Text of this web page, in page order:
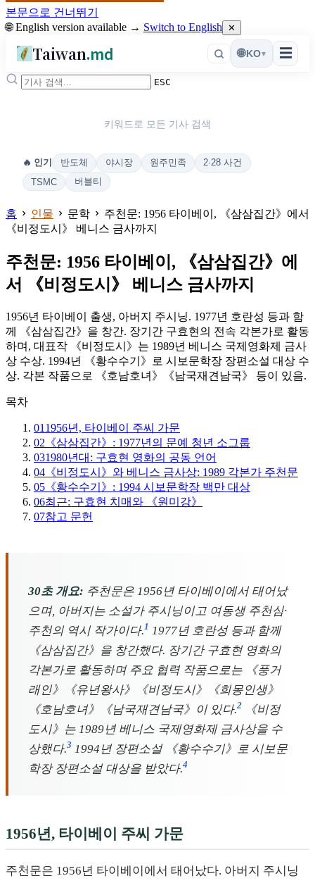
본문으로 건너뛰기
🌐 English version available → Switch to English ✕
Taiwan.md ☰
🌐KO▾
ESC
키워드로 모든 기사 검색
🔥 인기 반도체 야시장 원주민족
2·28 사건
TSMC
버블티
홈 인물 문학
주천문: 1956 타이베이, 《삼삼집간》에서
《비정도시》 베니스 금사까지
주천문: 1956 타이베이, 《삼삼집간》에
서 《비정도시》 베니스 금사까지
1956년 타이베이 출생, 아버지 주시닝. 1977년 호란성 등과 함
께 《삼삼집간》을 창간. 장기간 구효현의 전속 각본가로 활동
하며, 대표작 《비정도시》는 1989년 베니스 국제영화제 금사
상 수상. 1994년 《황수수기》로 시보문학장 장편소설 대상 수
상. 각본 작품으로 《호남호녀》《남국재견남국》 등이 있음.
목차
01 1956년, 타이베이 주씨 가문
02 《삼삼집간》: 1977년의 문예 청년 소그룹
031980년대: 구효현 영화의 공동 언어
04 《비정도시》와 베니스 금사상: 1989 각본가 주천문
05 《황수수기》: 1994 시보문학장 백만 대상
06최근: 구효현 치매와 《원미강》
07참고 문헌
30초 개요: 주천문은 1956년 타이베이에서 태어났
으며, 아버지는 소설가 주시닝이고 여동생 주천심·
주천의 역시 작가이다.1 1977년 호란성 등과 함께
《삼삼집간》을 창간했다. 장기간 구효현 영화의
각본가로 활동하며 주요 협력 작품으로는 《풍거
래인》《유년왕사》《비정도시》《희몽인생》
《호남호녀》《남국재견남국》이 있다.2
《비정
도시》는 1989년 베니스 국제영화제 금사상을 수
상했다.3 1994년 장편소설 《황수수기》로 시보문
학장 장편소설 대상을 받았다.4
1956년, 타이베이 주씨 가문
주천문은 1956년 타이베이에서 태어났다. 아버지 주시닝